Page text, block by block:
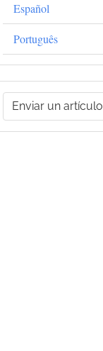
Español
Português
Enviar
unEnviar un artículo